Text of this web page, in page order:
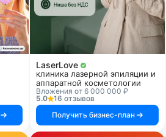
LaserLove
клиника лазерной эпиляции и
аппаратной косметологии
Вложения от 6 000 000 ₽
5.0
16 отзывов
Получить бизнес-план